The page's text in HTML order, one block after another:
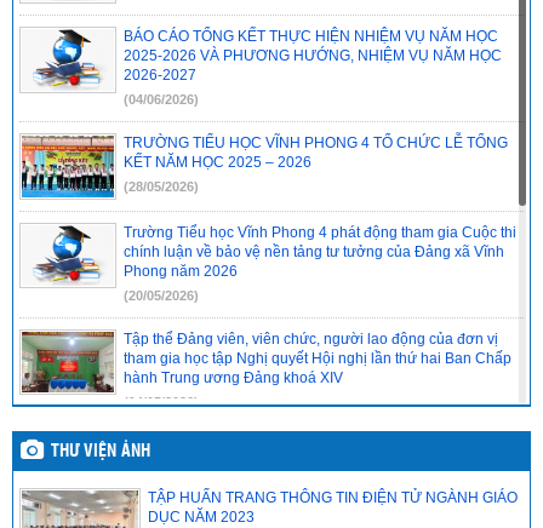
2397/QĐ-UBND (26/08/2022)
31/2022/NQ-HĐND(16/08/2022)
BÁO CÁO TỔNG KẾT THỰC HIỆN NHIỆM VỤ NĂM HỌC
2025-2026 VÀ PHƯƠNG HƯỚNG, NHIỆM VỤ NĂM HỌC
2026-2027
(04/06/2026)
TRƯỜNG TIỂU HỌC VĨNH PHONG 4 TỔ CHỨC LỄ TỔNG
KẾT NĂM HỌC 2025 – 2026
(28/05/2026)
Trường Tiểu học Vĩnh Phong 4 phát động tham gia Cuộc thi
chính luận về bảo vệ nền tảng tư tưởng của Đảng xã Vĩnh
Phong năm 2026
(20/05/2026)
Tập thể Đảng viên, viên chức, người lao động của đơn vị
tham gia học tập Nghị quyết Hội nghị lần thứ hai Ban Chấp
hành Trung ương Đảng khoá XIV
(14/05/2026)
Chi bộ cơ sở trường Tiểu học Vĩnh Phong 4 báo cáo kết quả
(14/05/2026)
THƯ VIỆN ẢNH
TẬP HUẤN TRANG THÔNG TIN ĐIỆN TỬ NGÀNH GIÁO
DỤC NĂM 2023